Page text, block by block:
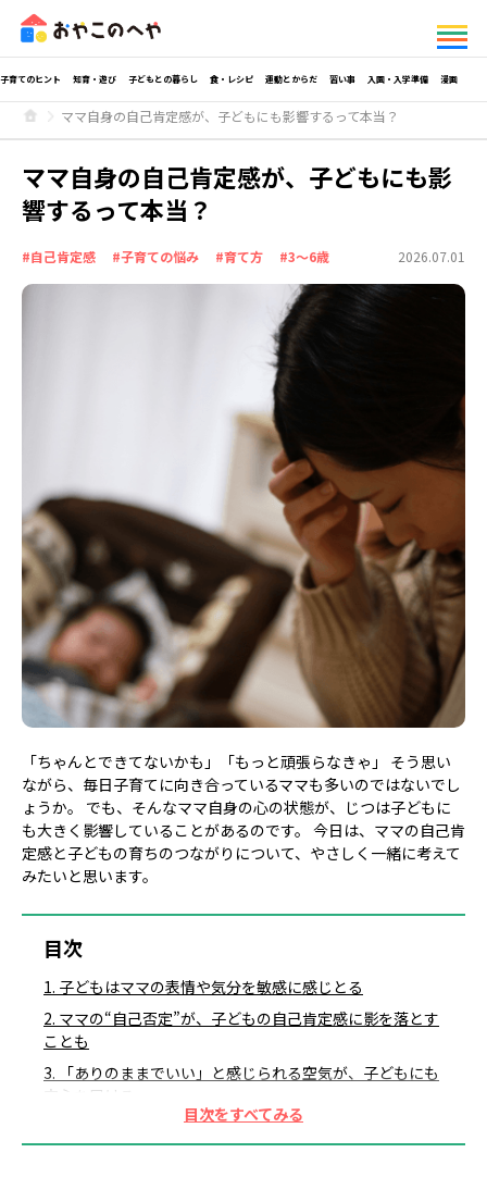
子育てのヒント 知育・遊び 子どもとの暮らし 食・レシピ 運動とからだ 習い事 入園・入学準備 漫画
ママ自身の自己肯定感が、子どもにも影響するって本当？
ママ自身の自己肯定感が、子どもにも影
響するって本当？
#自己肯定感 #子育ての悩み #育て方 #3～6歳 2026.07.01
「ちゃんとできてないかも」「もっと頑張らなきゃ」 そう思い
ながら、毎日子育てに向き合っているママも多いのではないでし
ょうか。 でも、そんなママ自身の心の状態が、じつは子どもに
も大きく影響していることがあるのです。 今日は、ママの自己肯
定感と子どもの育ちのつながりについて、やさしく一緒に考えて
みたいと思います。
目次
1. 子どもはママの表情や気分を敏感に感じとる
2. ママの“自己否定”が、子どもの自己肯定感に影を落とす
ことも
3. 「ありのままでいい」と感じられる空気が、子どもにも
安心を届ける
4. ママ自身の“満たされる時間”を大切にしよう